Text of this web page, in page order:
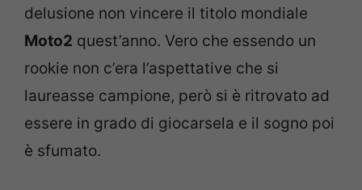
delusione non vincere il titolo mondiale
Moto2 quest’anno. Vero che essendo un
rookie non c’era l’aspettative che si
laureasse campione, però si è ritrovato ad
essere in grado di giocarsela e il sogno poi
è sfumato.